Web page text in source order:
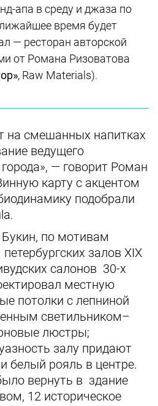
апа в среду и джаза по
время будет
— ресторан авторской
от Романа Ризоватова
, Raw Materials).
на смешанных напитках
ведущего
— говорит Роман
карту с акцентом
подобрали
Букин, по мотивам
залов XIX
салонов 30-х
местную
потолки с лепниной
светильником–
люстры;
залу придают
белый рояль в центре.
вернуть в здание
12 историческое